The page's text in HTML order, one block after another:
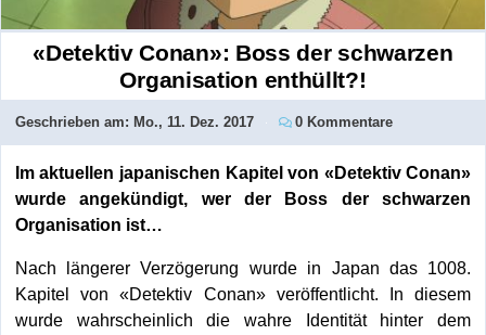
«Detektiv Conan»: Boss der schwarzen
Organisation enthüllt?!
Geschrieben am: Mo., 11. Dez. 2017 0 Kommentare
Im aktuellen japanischen Kapitel von «Detektiv Conan»
wurde angekündigt, wer der Boss der schwarzen
Organisation ist…
Nach längerer Verzögerung wurde in Japan das 1008.
Kapitel von «Detektiv Conan» veröffentlicht. In diesem
wurde wahrscheinlich die wahre Identität hinter dem